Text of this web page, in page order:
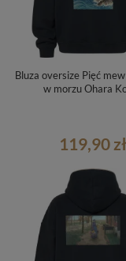
Bluza oversize Pięć mew
w morzu Ohara
119,90 zł